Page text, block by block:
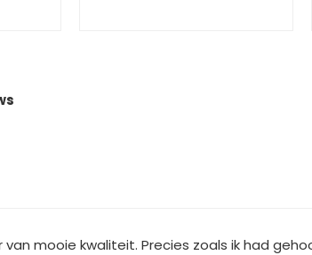
mooie kwaliteit. Precies zoals ik had